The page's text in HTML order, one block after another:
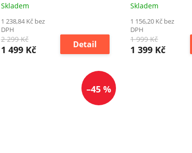
Skladem
1 238,84 Kč bez
DPH
2 299 Kč
1 499 Kč Detail
Skladem
1 156,20 Kč bez
DPH
1 999 Kč
1 399 Kč
–45 %